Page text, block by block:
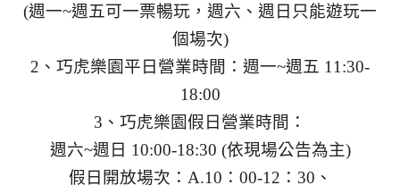
(週一~週五可一票暢玩，週六、週日只能遊玩一
個場次)
2、巧虎樂園平日營業時間：週一~週五 11:30-
18:00
3、巧虎樂園假日營業時間：
週六~週日 10:00-18:30 (依現場公告為主)
假日開放場次：A.10：00-12：30、